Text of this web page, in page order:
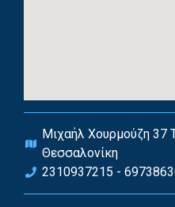
Μιχαήλ Χουρμούζη 37
Θεσσαλονίκη
2310937215 -